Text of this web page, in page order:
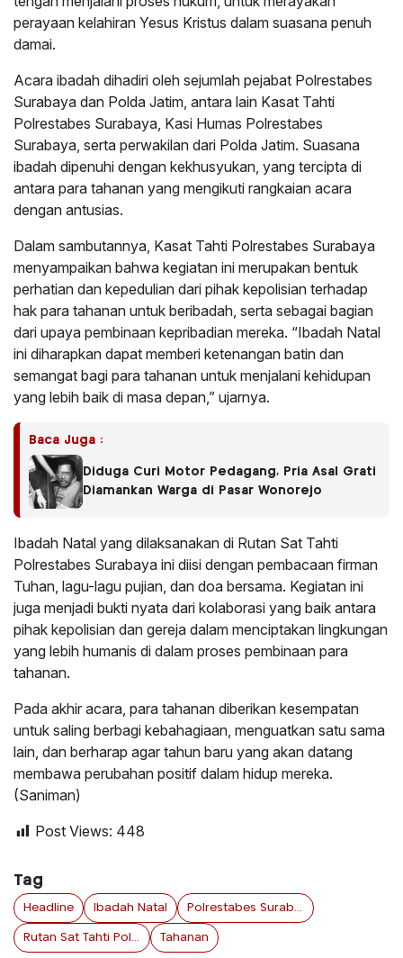
perayaan kelahiran Yesus Kristus dalam suasana penuh
damai.
Acara ibadah dihadiri oleh sejumlah pejabat Polrestabes
Surabaya dan Polda Jatim, antara lain Kasat Tahti
Polrestabes Surabaya, Kasi Humas Polrestabes
Surabaya, serta perwakilan dari Polda Jatim. Suasana
ibadah dipenuhi dengan kekhusyukan, yang tercipta di
antara para tahanan yang mengikuti rangkaian acara
dengan antusias.
Dalam sambutannya, Kasat Tahti Polrestabes Surabaya
menyampaikan bahwa kegiatan ini merupakan bentuk
perhatian dan kepedulian dari pihak kepolisian terhadap
hak para tahanan untuk beribadah, serta sebagai bagian
dari upaya pembinaan kepribadian mereka. “Ibadah Natal
ini diharapkan dapat memberi ketenangan batin dan
semangat bagi para tahanan untuk menjalani kehidupan
yang lebih baik di masa depan,” ujarnya.
Baca Juga :
Diduga Curi Motor Pedagang, Pria Asal Grati
Diamankan Warga di Pasar Wonorejo
Ibadah Natal yang dilaksanakan di Rutan Sat Tahti
Polrestabes Surabaya ini diisi dengan pembacaan firman
Tuhan, lagu-lagu pujian, dan doa bersama. Kegiatan ini
juga menjadi bukti nyata dari kolaborasi yang baik antara
pihak kepolisian dan gereja dalam menciptakan lingkungan
yang lebih humanis di dalam proses pembinaan para
tahanan.
Pada akhir acara, para tahanan diberikan kesempatan
untuk saling berbagi kebahagiaan, menguatkan satu sama
lain, dan berharap agar tahun baru yang akan datang
membawa perubahan positif dalam hidup mereka.
(Saniman)
Post Views: 448
Tag
Headline Ibadah Natal Polrestabes Surabaya
Rutan Sat Tahti Polrestabes Surabaya Tahanan